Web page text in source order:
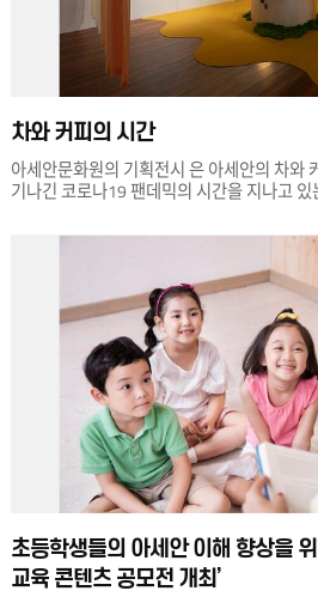
차와 커피의 시간
아세안문화원의 기획전시 은 아세안의 차와
기나긴 코로나19 팬데믹의 시간을 지나고
멈춰진 근래 ‘멈춤’의 시간들은 사유와 성찰,
1부, 백정기 작가의 작품 ‘Is-of’ 시리즈는 차
프린트한 사진 작품이다. 풍경 사진을 프린트
자연물에서 추출한 색소를 사용했다. 2부,
드로잉과 조각 그리고 커피가루로 만든 대형
개항지에 서양의 배가 정박한 풍경을 통해 우
국가들이 공유하는 식민지 시대의 역사적 경
생각해 보게 만든다. 3부, 박화영 작가의 영
브레이크 부스’에서 ‘커피 브레이크’의 ‘깨진
자신이 매일 마시는 찻잔에 남은 커피 얼룩
만들고, 유리가 깨지는 쾌청한 소리를 삽입
정적인 휴식보다는 오히려 역동적으로 ‘깨고
초등학생들의 아세안 이해 향상을
교육 콘텐츠 공모전 개최’